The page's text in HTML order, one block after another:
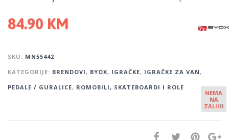
84.90 KM
SKU: MN55442
KATEGORIJE: BRENDOVI, BYOX, IGRAČKE, IGRAČKE ZA VAN,
PEDALE / GURALICE, ROMOBILI, SKATEBOARDI I ROLE
NEMA
NA
ZALIHI